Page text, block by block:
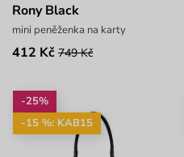
Rony Black
mini peněženka na karty
412 Kč 749 Kč
-25%
-15 %: KAB15